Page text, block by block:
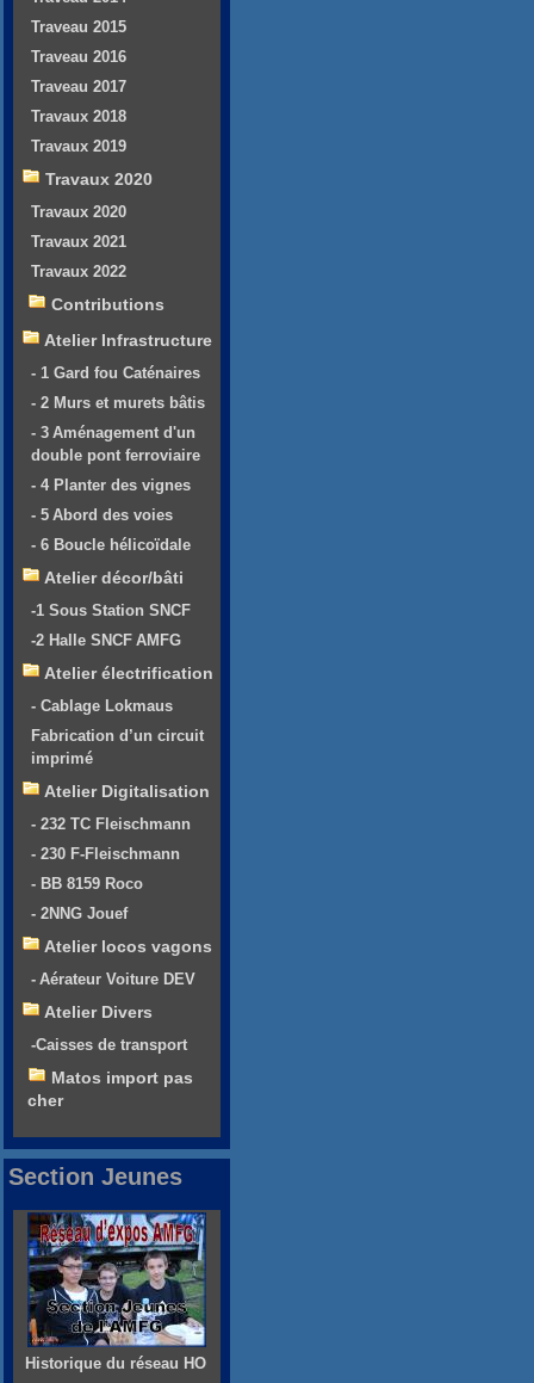
Traveau 2015
Traveau 2016
Traveau 2017
Travaux 2018
Travaux 2019
Travaux 2020
Travaux 2020
Travaux 2021
Travaux 2022
Contributions
Atelier Infrastructure
- 1 Gard fou Caténaires
- 2 Murs et murets bâtis
- 3 Aménagement d'un
double pont ferroviaire
- 4 Planter des vignes
- 5 Abord des voies
- 6 Boucle hélicoïdale
Atelier décor/bâti
-1 Sous Station SNCF
-2 Halle SNCF AMFG
Atelier électrification
- Cablage Lokmaus
Fabrication d’un circuit
imprimé
Atelier Digitalisation
- 232 TC Fleischmann
- 230 F-Fleischmann
- BB 8159 Roco
- 2NNG Jouef
Atelier locos vagons
- Aérateur Voiture DEV
Atelier Divers
-Caisses de transport
Matos import pas
cher
Section Jeunes
Historique du réseau HO